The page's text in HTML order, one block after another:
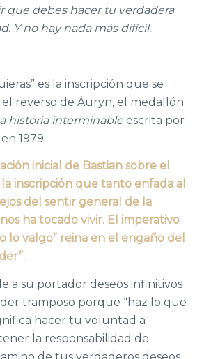
que debes hacer tu verdadera
Y no hay nada más difícil.
es la inscripción que se
reverso de Áuryn, el medallón
historia interminableescrita por
1979.
inicial de Bastian sobre el
inscripción que tanto enfada al
del sentir general de la
ha tocado vivir. El imperativo
lo valgo” reina en el engaño del
a su portador deseos infinitivos
tramposo porque “haz lo que
hacer tu voluntad a
la responsabilidad de